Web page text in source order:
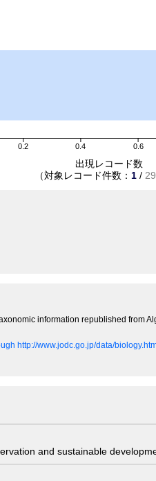
0.2 0.4 0.6
出現レコード数
（対象レコード件数： 1 /
information republished from
http://www.jodc.go.jp/data/
and sustainable